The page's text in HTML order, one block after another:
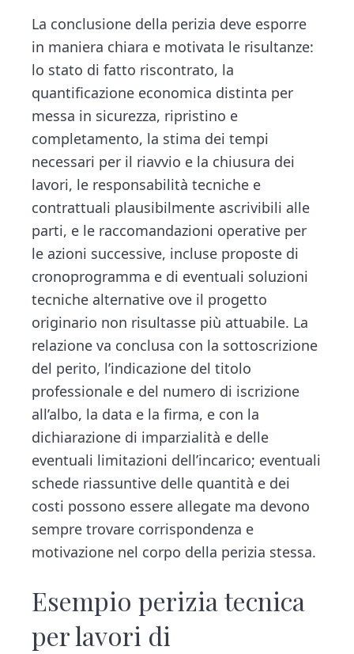
La conclusione della perizia deve esporre
in maniera chiara e motivata le risultanze:
lo stato di fatto riscontrato, la
quantificazione economica distinta per
messa in sicurezza, ripristino e
completamento, la stima dei tempi
necessari per il riavvio e la chiusura dei
lavori, le responsabilità tecniche e
contrattuali plausibilmente ascrivibili alle
parti, e le raccomandazioni operative per
le azioni successive, incluse proposte di
cronoprogramma e di eventuali soluzioni
tecniche alternative ove il progetto
originario non risultasse più attuabile. La
relazione va conclusa con la sottoscrizione
del perito, l’indicazione del titolo
professionale e del numero di iscrizione
all’albo, la data e la firma, e con la
dichiarazione di imparzialità e delle
eventuali limitazioni dell’incarico; eventuali
schede riassuntive delle quantità e dei
costi possono essere allegate ma devono
sempre trovare corrispondenza e
motivazione nel corpo della perizia stessa.
Esempio perizia tecnica
per lavori di